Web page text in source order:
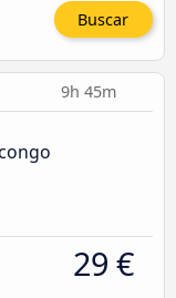
Buscar
9h 45m
29 €